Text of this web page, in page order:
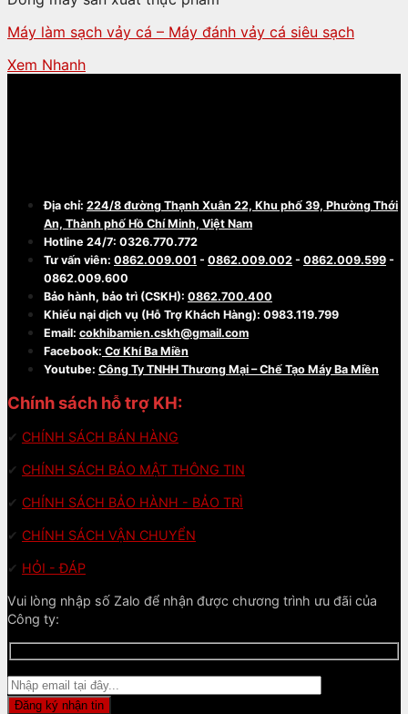
Máy làm sạch vảy cá – Máy đánh vảy cá siêu sạch
Xem Nhanh
Địa chỉ: 224/8 đường Thạnh Xuân 22, Khu phố 39, Phường Thới
An, Thành phố Hồ Chí Minh, Việt Nam
Hotline 24/7: 0326.770.772
Tư vấn viên: 0862.009.001 - 0862.009.002 - 0862.009.599 -
0862.009.600
Bảo hành, bảo trì (CSKH): 0862.700.400
Khiếu nại dịch vụ (Hỗ Trợ Khách Hàng): 0983.119.799
Email: cokhibamien.cskh@gmail.com
Facebook: Cơ Khí Ba Miền
Youtube: Công Ty TNHH Thương Mại – Chế Tạo Máy Ba Miền
Chính sách hỗ trợ KH:
✔ CHÍNH SÁCH BÁN HÀNG
✔ CHÍNH SÁCH BẢO MẬT THÔNG TIN
✔ CHÍNH SÁCH BẢO HÀNH - BẢO TRÌ
✔ CHÍNH SÁCH VẬN CHUYỂN
✔ HỎI - ĐÁP
Vui lòng nhập số Zalo để nhận được chương trình ưu đãi của
Công ty: